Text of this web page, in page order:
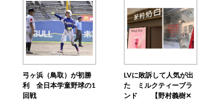
弓ヶ浜（鳥取）が初勝
利 全日本学童野球の1
回戦
LVに敗訴して人気が出
た ミルクティーブラ
ンド 【野村義樹✕